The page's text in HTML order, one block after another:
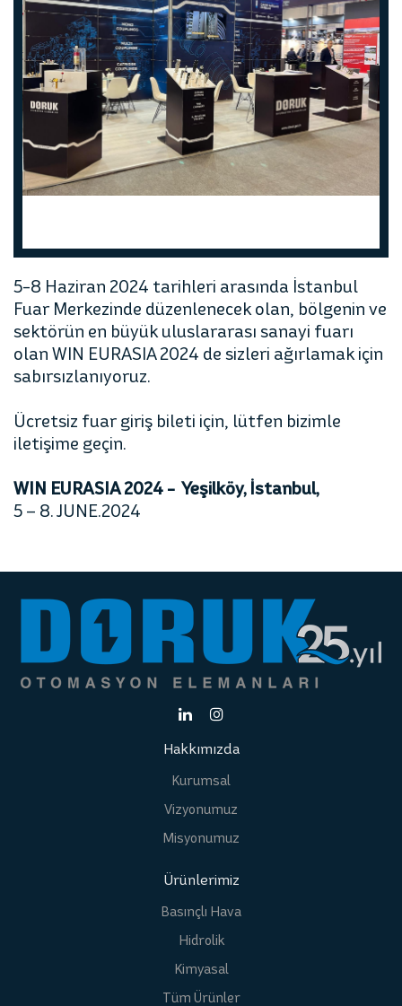
5-8 Haziran 2024 tarihleri arasında İstanbul
Fuar Merkezinde düzenlenecek olan, bölgenin ve
sektörün en büyük uluslararası sanayi fuarı
olan WIN EURASIA 2024 de sizleri ağırlamak için
sabırsızlanıyoruz.
Ücretsiz fuar giriş bileti için, lütfen bizimle
iletişime geçin.
WIN EURASIA 2024 - Yeşilköy, İstanbul,
5 – 8. JUNE.2024
Hakkımızda
Kurumsal
Vizyonumuz
Misyonumuz
Ürünlerimiz
Basınçlı Hava
Hidrolik
Kimyasal
Tüm Ürünler